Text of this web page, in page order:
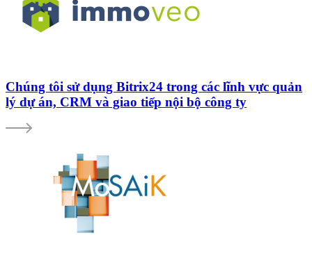
Chúng tôi sử dụng Bitrix24 trong các lĩnh vực quản
lý dự án, CRM và giao tiếp nội bộ công ty